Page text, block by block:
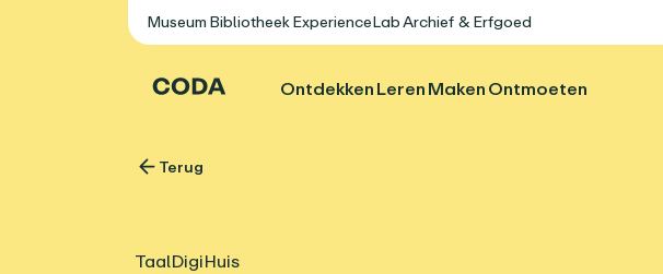
Museum Bibliotheek ExperienceLabArchief & Erfgoed
Ontdekken Leren Maken Ontmoeten
Terug
TaalDigiHuis